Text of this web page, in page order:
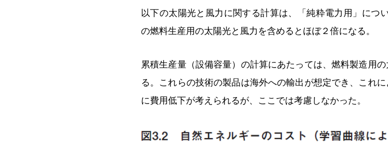
以下の太陽光と風力に関する計算は、「純粋電力用」につ
の燃料生産用の太陽光と風力を含めるとほぼ２倍になる。
累積生産量（設備容量）の計算にあたっては、燃料製造用
る。これらの技術の製品は海外への輸出が想定でき、これ
に費用低下が考えられるが、ここでは考慮しなかった。